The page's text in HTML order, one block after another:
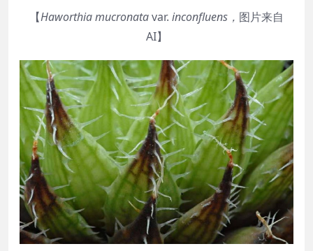
【Haworthiamucronatavar. inconfluens ， 图片来自
AI】